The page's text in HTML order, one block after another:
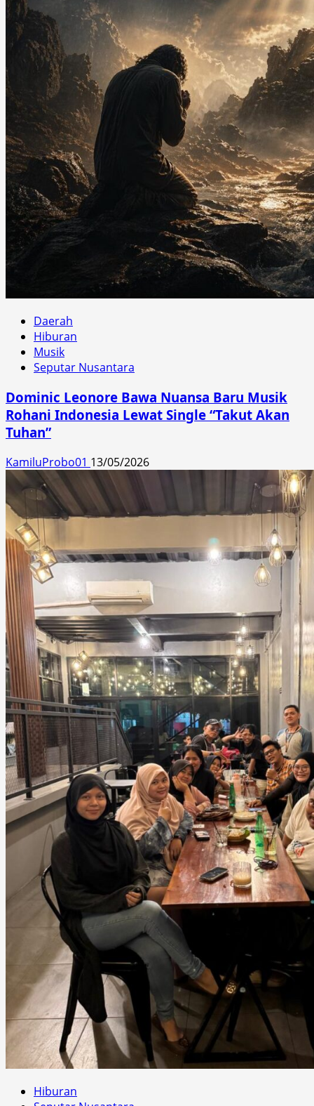
Daerah
Hiburan
Musik
Seputar Nusantara
Dominic Leonore Bawa Nuansa Baru Musik
Rohani Indonesia Lewat Single “Takut Akan
Tuhan”
KamiluProbo01 13/05/2026
Hiburan